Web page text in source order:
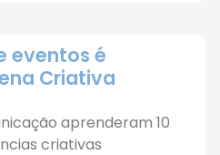
eventos é
Criativa
aprenderam 10
criativas